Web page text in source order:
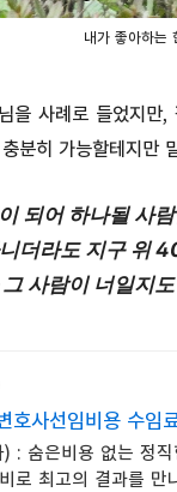
내가 좋아하는
을 사례로 들었지
분히 가능할테지만
되어 하나될 사
더라도 지구 위
사람이 너일지
사선임비용 수임
: 숨은비용 없는 정
로 최고의 결과를 만